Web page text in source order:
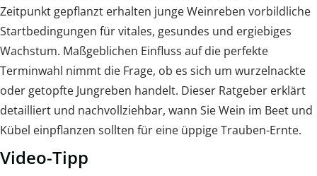
Zeitpunkt gepflanzt erhalten junge Weinreben vorbildliche
Startbedingungen für vitales, gesundes und ergiebiges
Wachstum. Maßgeblichen Einfluss auf die perfekte
Terminwahl nimmt die Frage, ob es sich um wurzelnackte
oder getopfte Jungreben handelt. Dieser Ratgeber erklärt
detailliert und nachvollziehbar, wann Sie Wein im Beet und
Kübel einpflanzen sollten für eine üppige Trauben-Ernte.
Video-Tipp